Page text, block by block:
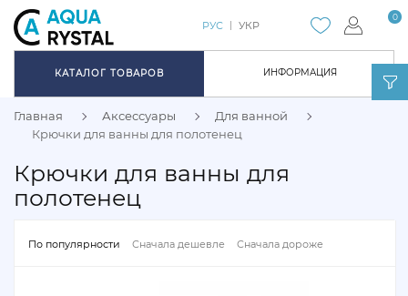
ИНФОРМАЦИЯ
0
РУС УКР
КАТАЛОГ ТОВАРОВ
Главная Аксессуары
Для ванной
Крючки для ванны для полотенец
Крючки для ванны для
полотенец
По популярности Сначала дешевле Сначала дороже